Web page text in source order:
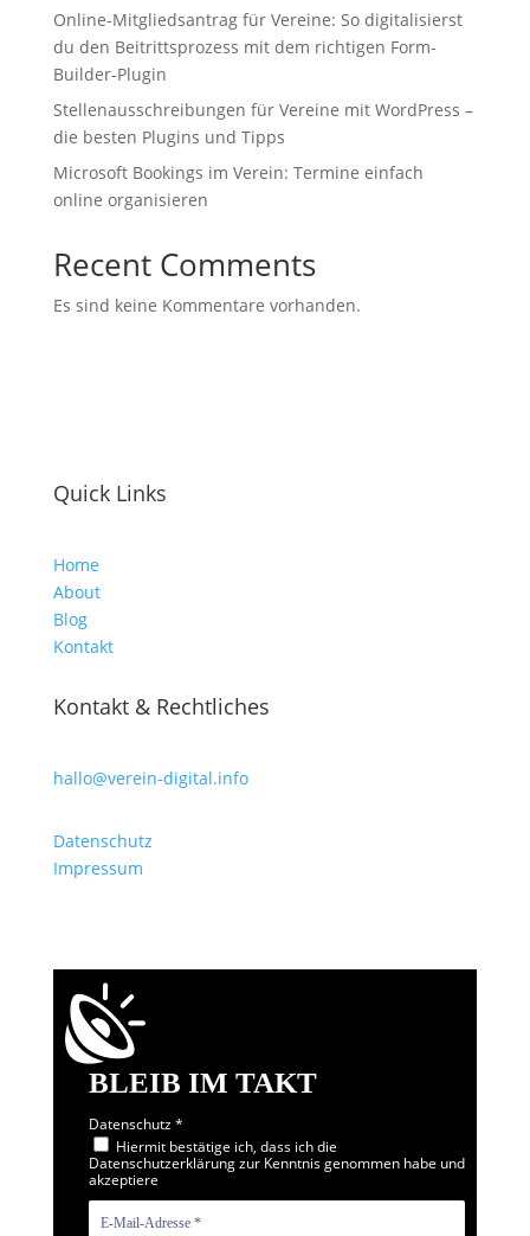
Online-Mitgliedsantrag für Vereine: So digitalisierst
du den Beitrittsprozess mit dem richtigen Form-
Builder-Plugin
Stellenausschreibungen für Vereine mit WordPress –
die besten Plugins und Tipps
Microsoft Bookings im Verein: Termine einfach
online organisieren
Recent Comments
Es sind keine Kommentare vorhanden.
Quick Links
Home
About
Blog
Kontakt
Kontakt & Rechtliches
hallo@verein-digital.info
Datenschutz
Impressum
BLEIB IM TAKT
Datenschutz*
Hiermit bestätige ich, dass ich die
Datenschutzerklärung zur Kenntnis genommen habe und
akzeptiere